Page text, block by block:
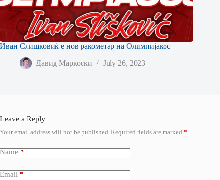
Иван Слишковиќ е нов ракометар на Олимпијакос
Давид Маркоски July 26, 2023
Leave a Reply
Your email address will not be published. Required fields are marked *
Name *
Email *